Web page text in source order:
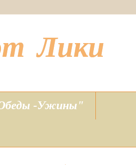
Лики
-Ужины"